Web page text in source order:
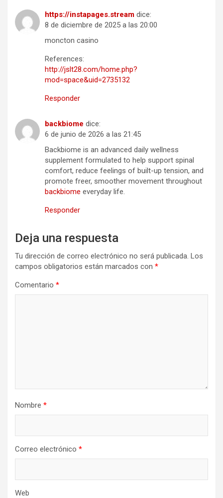
https://instapages.stream dice:
8 de diciembre de 2025 a las 20:00
moncton casino
References:
http://jslt28.com/home.php?
mod=space&uid=2735132
Responder
backbiome dice:
6 de junio de 2026 a las 21:45
Backbiome is an advanced daily wellness
supplement formulated to help support spinal
comfort, reduce feelings of built-up tension, and
promote freer, smoother movement throughout
backbiome everyday life.
Responder
Deja una respuesta
Tu dirección de correo electrónico no será publicada. Los
campos obligatorios están marcados con *
Comentario *
Nombre *
Correo electrónico *
Web